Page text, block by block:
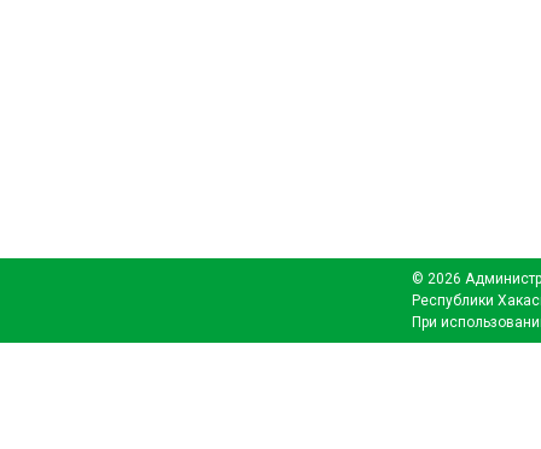
© 2026
Республики
При